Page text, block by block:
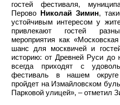
гостей фестиваля,
Перово
Николай Зимин,
устойчивым интересом у
привлекают гостей
мероприятия как
шанс для москвичей и
историю: от Древней Руси
всегда приходят с
фестиваль в нашем округе
пройдет на Измайловском
Парковой улицей», – отметил